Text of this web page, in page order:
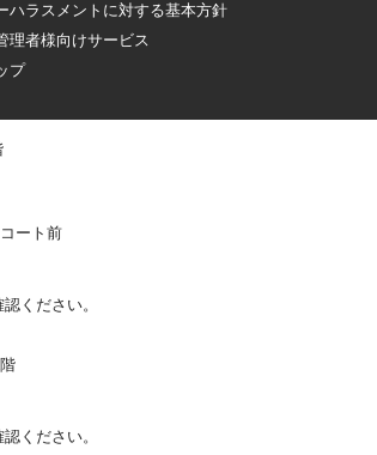
ハラスメントに対する基本方針
理者様向けサービス
プ
ート前
ください。
ください。